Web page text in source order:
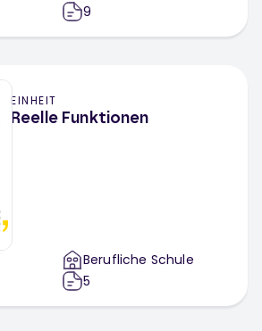
9
EINHEIT
Reelle Funktionen
Berufliche Schule
5